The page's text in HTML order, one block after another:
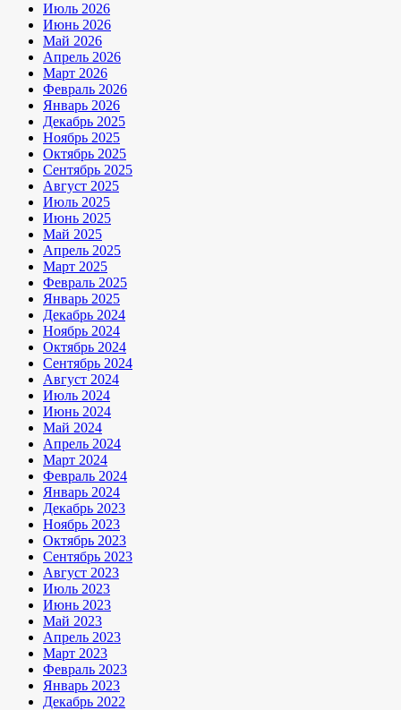
Июль 2026
Июнь 2026
Май 2026
Апрель 2026
Март 2026
Февраль 2026
Январь 2026
Декабрь 2025
Ноябрь 2025
Октябрь 2025
Сентябрь 2025
Август 2025
Июль 2025
Июнь 2025
Май 2025
Апрель 2025
Март 2025
Февраль 2025
Январь 2025
Декабрь 2024
Ноябрь 2024
Октябрь 2024
Сентябрь 2024
Август 2024
Июль 2024
Июнь 2024
Май 2024
Апрель 2024
Март 2024
Февраль 2024
Январь 2024
Декабрь 2023
Ноябрь 2023
Октябрь 2023
Сентябрь 2023
Август 2023
Июль 2023
Июнь 2023
Май 2023
Апрель 2023
Март 2023
Февраль 2023
Январь 2023
Декабрь 2022